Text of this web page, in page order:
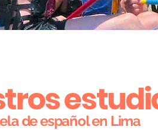
de español en Lima